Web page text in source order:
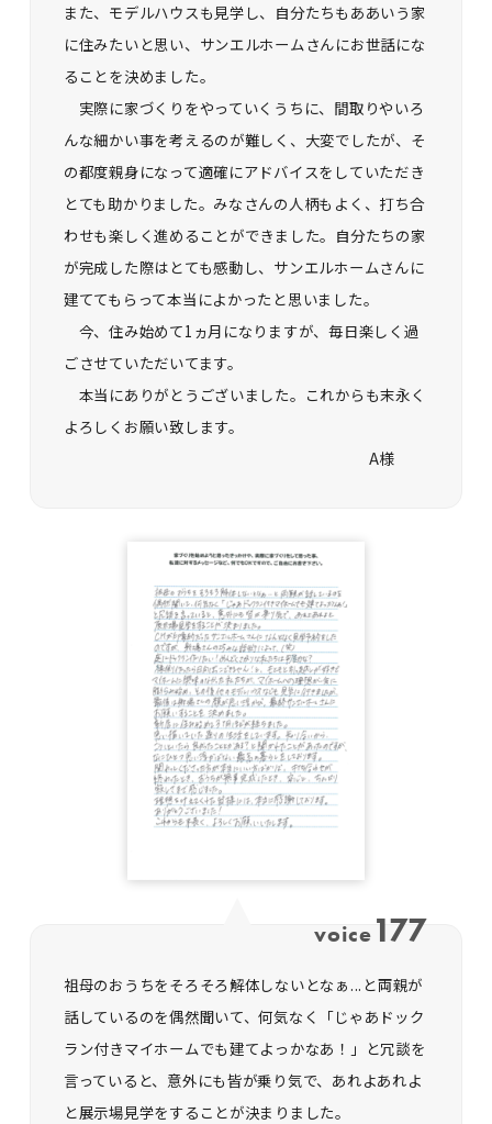
また、モデルハウスも見学し、自分たちもああいう家
に住みたいと思い、サンエルホームさんにお世話にな
ることを決めました。
実際に家づくりをやっていくうちに、間取りやいろ
んな細かい事を考えるのが難しく、大変でしたが、そ
の都度親身になって適確にアドバイスをしていただき
とても助かりました。みなさんの人柄もよく、打ち合
わせも楽しく進めることができました。自分たちの家
が完成した際はとても感動し、サンエルホームさんに
建ててもらって本当によかったと思いました。
今、住み始めて1ヵ月になりますが、毎日楽しく過
ごさせていただいてます。
本当にありがとうございました。これからも末永く
よろしくお願い致します。
A様
voice 177
祖母のおうちをそろそろ解体しないとなぁ...と両親が
話しているのを偶然聞いて、何気なく「じゃあドック
ラン付きマイホームでも建てよっかなあ！」と冗談を
言っていると、意外にも皆が乗り気で、あれよあれよ
と展示場見学をすることが決まりました。